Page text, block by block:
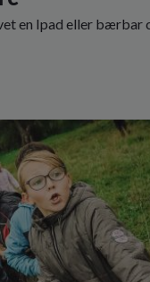
en Ipad eller bærbar